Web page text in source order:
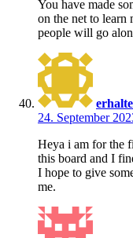
You have made
on the net to learn
people will go
24. September
Heya i am for the
this board and I
I hope to give
me.